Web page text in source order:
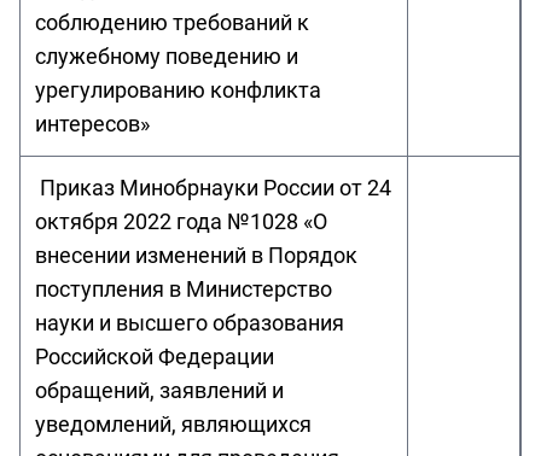
соблюдению требований к
служебному поведению и
урегулированию конфликта
интересов»
Приказ Минобрнауки России от 24
октября 2022 года №1028 «О
внесении изменений в Порядок
поступления в Министерство
науки и высшего образования
Российской Федерации
обращений, заявлений и
уведомлений, являющихся